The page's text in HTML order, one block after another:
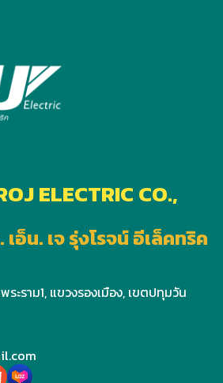
ELECTRIC CO.,
อ็น. เจ รุ่งโรจน์ อีเล็คทริค
ะราม1, แขวงรองเมือง, เขตปทุมวัน